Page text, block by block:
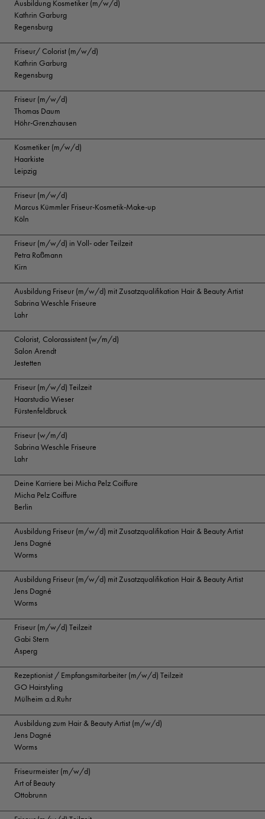
Ausbildung Kosmetiker (m/w/d)
Kathrin Garburg
Regensburg
Friseur/ Colorist (m/w/d)
Kathrin Garburg
Regensburg
Friseur (m/w/d)
Thomas Daum
Höhr-Grenzhausen
Kosmetiker (m/w/d)
Haarkiste
Leipzig
Friseur (m/w/d)
Marcus Kümmler Friseur-Kosmetik-Make-up
Köln
Friseur (m/w/d) in Voll- oder Teilzeit
Petra Roßmann
Kirn
Ausbildung Friseur (m/w/d) mit Zusatzqualifikation Hair & Beauty Artist
Sabrina Weschle Friseure
Lahr
Colorist, Colorassistent (w/m/d)
Salon Arendt
Jestetten
Friseur (m/w/d) Teilzeit
Haarstudio Wieser
Fürstenfeldbruck
Friseur (w/m/d)
Sabrina Weschle Friseure
Lahr
Deine Karriere bei Micha Pelz Coiffure
Micha Pelz Coiffure
Berlin
Ausbildung Friseur (m/w/d) mit Zusatzqualifikation Hair & Beauty Artist
Jens Dagné
Worms
Ausbildung Friseur (m/w/d) mit Zusatzqualifikation Hair & Beauty Artist
Jens Dagné
Worms
Friseur (m/w/d) Teilzeit
Gabi Stern
Asperg
Rezeptionist / Empfangsmitarbeiter (m/w/d) Teilzeit
GO Hairstyling
Mülheim a.d.Ruhr
Ausbildung zum Hair & Beauty Artist (m/w/d)
Jens Dagné
Worms
Friseurmeister (m/w/d)
Art of Beauty
Ottobrunn